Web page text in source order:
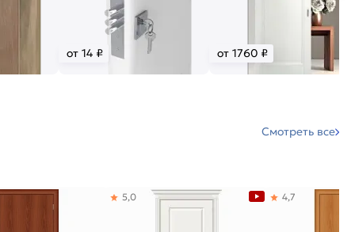
от 14 ₽ от 1760 ₽
Смотреть все
5,0 4,7